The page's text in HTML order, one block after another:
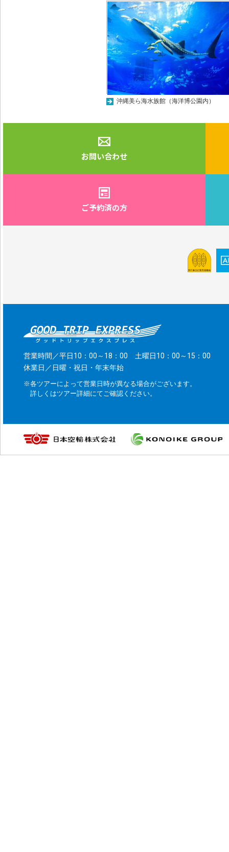
沖縄美ら海水族館（海洋博公園内）
お問い合わせ
ご予約済の方
営業時間／平日10：00～18：00 土曜日10：00～15：00
休業日／日曜・祝日・年末年始
※各ツアーによって営業日時が異なる場合がございます。
詳しくはツアー詳細にてご確認ください。